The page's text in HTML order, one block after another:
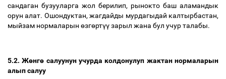
сандаган бузууларга жол берилип, рынокто баш аламандык
орун алат. Ошондуктан, жагдайды мурдагыдай калтырбастан,
мыйзам нормаларын өзгөртүүзарыл жана бул учур талабы.
5.2. Жөнгө салуунун учурда колдонулуп жактан нормаларын
алып салуу